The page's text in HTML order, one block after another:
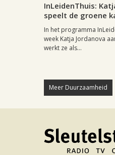
InLeidenThuis:
speelt de groene
In het programma
week Katja Jordanova
werkt ze als...
Meer Duurzaamheid